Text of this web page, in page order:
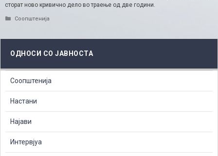
сторат ново кривично дело во траење од две години.​
Categories
Соопштенија
ОДНОСИ СО ЈАВНОСТА
Соопштенија
Настани
Најави
Интервјуа